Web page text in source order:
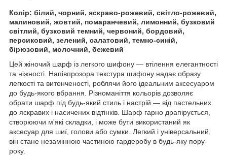
Колір: білий, чорний, яскраво-рожевий, світло-рожевий,
малиновий, жовтий, помаранчевий, лимонний, бузковий
світлий, бузковий темний, червоний, бордовий,
персиковий, зелений, салатовий, темно-синій,
бірюзовий, молочний, бежевий
Цей жіночий шарф із легкого шифону — втілення елегантності
та ніжності. Напівпрозора текстура шифону надає образу
легкості та витонченості, роблячи його ідеальним аксесуаром
до будь-якого вбрання. Різноманіття кольорів дозволяє
обрати шарф під будь-який стиль і настрій — від пастельних
до яскравих і насичених відтінків. Шарф гарно драпірується,
створюючи м'які складки, і може бути використаний як
аксесуар для шиї, голови або сумки. Легкий і універсальний,
він стане незамінною частиною гардеробу в будь-яку пору
року.